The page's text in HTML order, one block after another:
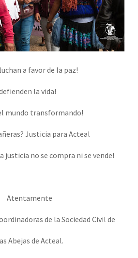
a favor de la paz!
la vida!
mundo transformando!
Justicia para Acteal
justicia no se compra ni se vende!
Atentamente
de la Sociedad Civil de
Abejas de Acteal.